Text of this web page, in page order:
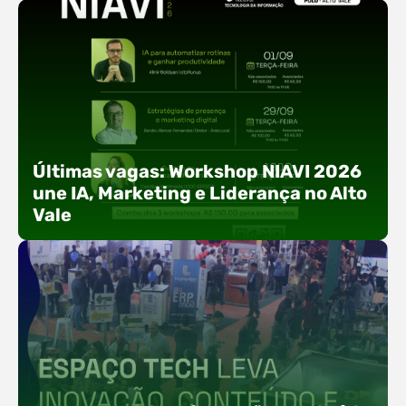
Últimas vagas: Workshop NIAVI 2026
une IA, Marketing e Liderança no Alto
Vale
Com o objetivo de impulsionar a produtividade, a